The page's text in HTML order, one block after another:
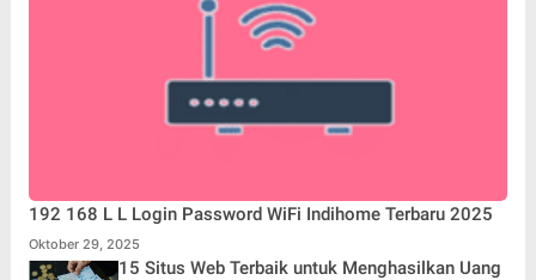
192 168 L L Login Password WiFi Indihome Terbaru 2025
Oktober 29, 2025
15 Situs Web Terbaik untuk Menghasilkan Uang